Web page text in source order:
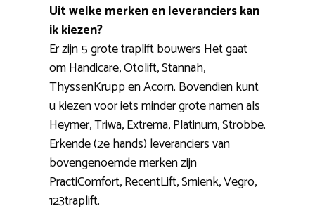
Uit welke merken en leveranciers kan
ik kiezen?
Er zijn 5 grote traplift bouwers Het gaat
om Handicare, Otolift, Stannah,
ThyssenKrupp en Acorn. Bovendien kunt
u kiezen voor iets minder grote namen als
Heymer, Triwa, Extrema, Platinum, Strobbe.
Erkende (2e hands) leveranciers van
bovengenoemde merken zijn
PractiComfort, RecentLift, Smienk, Vegro,
123traplift.